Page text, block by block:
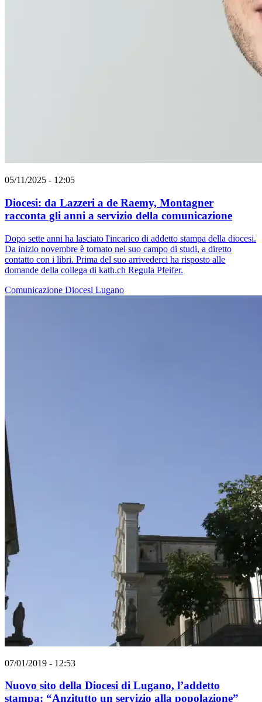
05/11/2025 - 12:05
Diocesi: da Lazzeri a de Raemy, Montagner
racconta gli anni a servizio della comunicazione
Dopo sette anni ha lasciato l'incarico di addetto stampa della diocesi.
Da inizio novembre è tornato nel suo campo di studi, a diretto
contatto con i libri. Prima del suo arrivederci ha risposto alle
domande della collega di kath.ch Regula Pfeifer.
Comunicazione Diocesi Lugano
07/01/2019 - 12:53
Nuovo sito della Diocesi di Lugano, l’addetto
stampa: “Anzitutto un servizio alla popolazione”